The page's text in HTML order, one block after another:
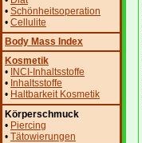
• Schönheitsoperation
• Cellulite
Body Mass Index
Kosmetik
• INCI-Inhaltsstoffe
• Inhaltsstoffe
• Haltbarkeit Kosmetik
Körperschmuck
• Piercing
• Tätowierungen